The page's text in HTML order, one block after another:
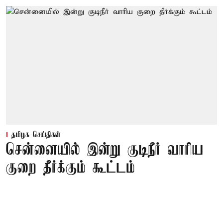
தமிழக செய்திகள்
சென்னையில் இன்று குடிநீர் வாரிய
குறை தீர்க்கும் கூட்டம்